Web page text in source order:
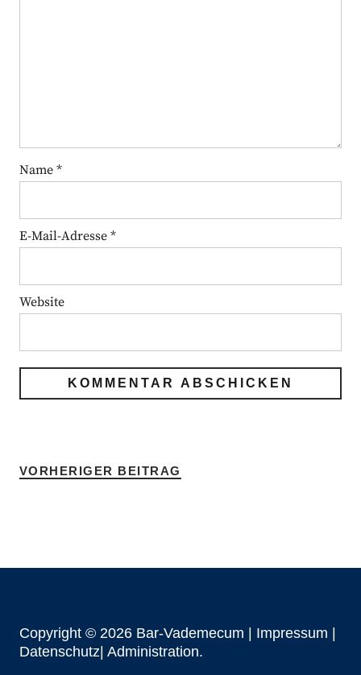
Name *
E-Mail-Adresse *
Website
VORHERIGER BEITRAG
Copyright © 2026 Bar-Vademecum | Impressum
Datenschutz| Administration